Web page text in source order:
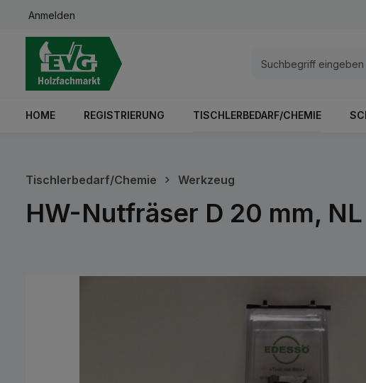
Zur Hauptnavigation springen
Anmelden
HOME REGISTRIERUNG TISCHLERBEDARF/CHEMIE
Tischlerbedarf/Chemie Werkzeug
HW-Nutfräser D 20 mm,